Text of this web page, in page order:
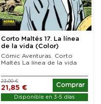
Corto Maltés 17. La línea
de la vida (Color)
Cómic Aventuras. Corto
Maltés La línea de la vida
21,85 €
23,00 €
Comprar
Disponible en 3-5 días